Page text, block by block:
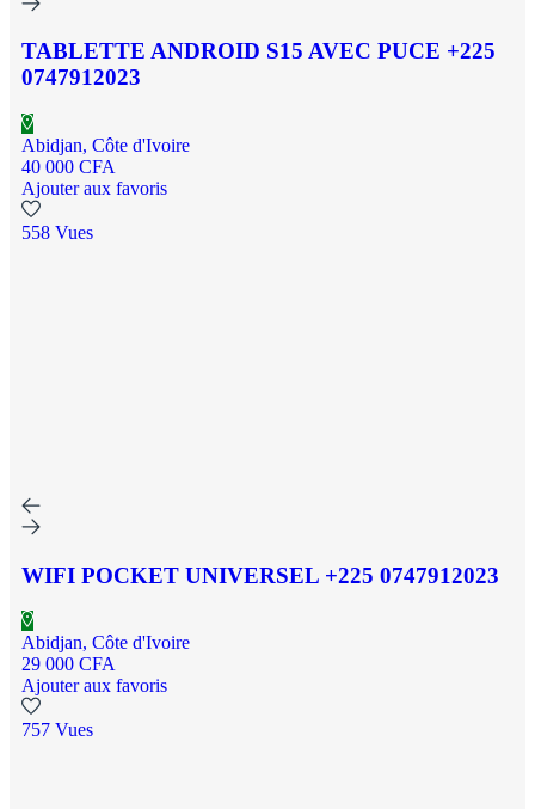
TABLETTE ANDROID S15 AVEC PUCE +225
0747912023
Abidjan, Côte d'Ivoire
40 000 CFA
Ajouter aux favoris
558 Vues
WIFI POCKET UNIVERSEL +225 0747912023
Abidjan, Côte d'Ivoire
29 000 CFA
Ajouter aux favoris
757 Vues